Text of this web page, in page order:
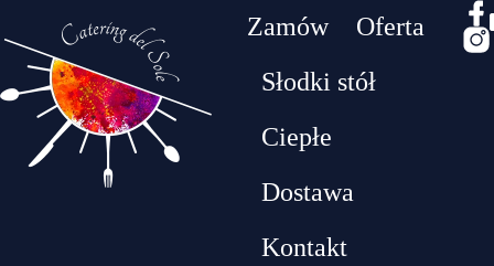
Zamów
Oferta
Słodki stół
Ciepłe
Dostawa
Kontakt
Drodzy klienci! W dniach 26.07 - 09.08 będziemy
przebywać na urlopie. W tym czasie nie
zamówień​